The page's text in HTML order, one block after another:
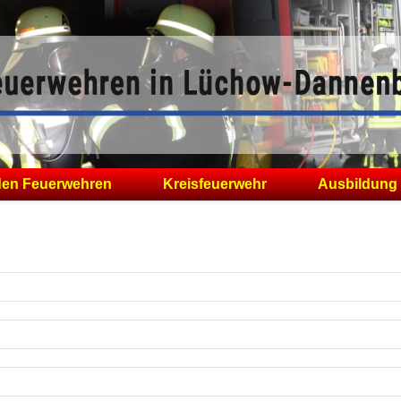
Feuerwehren Kreisfeuerwehr Ausbildung